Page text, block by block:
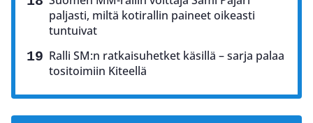
paljasti, miltä kotirallin paineet oikeasti
tuntuivat
Ralli SM:n ratkaisuhetket käsillä – sarja palaa
tositoimiin Kiteellä